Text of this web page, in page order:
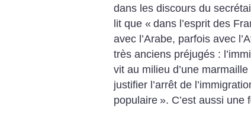
dans les discours du
lit que « dans l’esprit des
avec l’Arabe, parfois avec
très anciens préjugés :
vit au milieu d’une
justifier l’arrêt de
populaire ». C’est aussi une